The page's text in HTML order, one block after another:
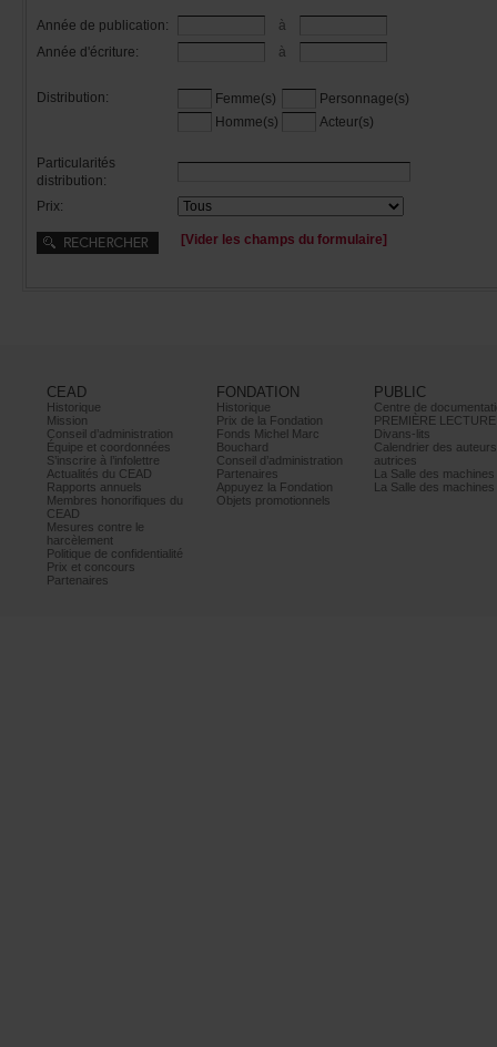
Annéedepublication:
à
Annéed'écriture:
à
Distribution: Femme(s)
Personnage(s)
Homme(s)
Acteur(s)
Particularités
distribution:
Prix:
[Viderleschampsduformulaire]
CEAD
Historique
Mission
Conseild’administration
Équipeetcoordonnées
S’inscrireàl’infolettre
ActualitésduCEAD
Rapportsannuels
Membreshonorifiquesdu
CEAD
Mesurescontrele
harcèlement
Politiquedeconfidentialité
Prixetconcours
Partenaires
FONDATION
Historique
PrixdelaFondation
FondsMichelMarc
Bouchard
Conseild’administration
Partenaires
AppuyezlaFondation
Objetspromotionnels
PUBLIC
PREMIÈRELECTURE
Divans-lits
autrices